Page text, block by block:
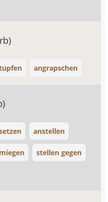
angrapschen
anstellen
stellen gegen